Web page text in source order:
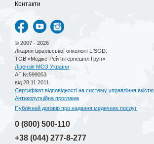
Контакти
© 2007 - 2026
Лікарня ізраїльської онкології LISOD.
ТОВ «Медікс-Рей Інтернешнл Груп»
Ліцензія МОЗ України
АГ №599053
від 28.11.2011.
Сертифікат відповідності на систему управління якістю
Антикорупційна програма
Публічний договір про надання медичних послуг
0 (800) 500-110
+38 (044) 277-8-277